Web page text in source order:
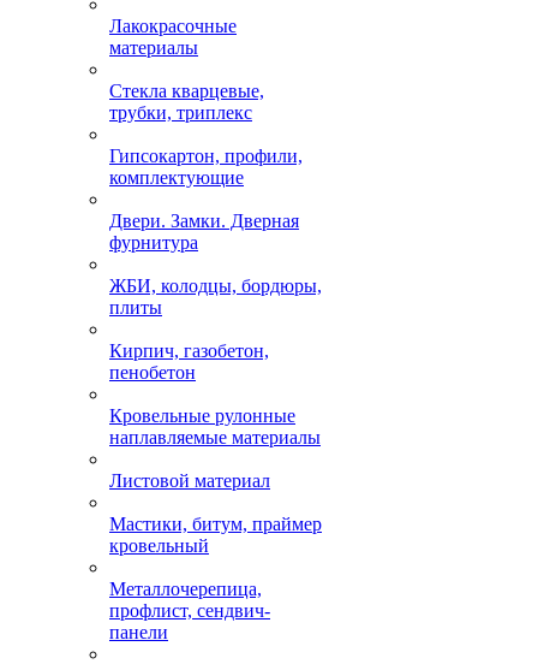
Лакокрасочные
материалы
Стекла кварцевые,
трубки, триплекс
Гипсокартон, профили,
комплектующие
Двери. Замки. Дверная
фурнитура
ЖБИ, колодцы, бордюры,
плиты
Кирпич, газобетон,
пенобетон
Кровельные рулонные
наплавляемые материалы
Листовой материал
Мастики, битум, праймер
кровельный
Металлочерепица,
профлист, сендвич-
панели